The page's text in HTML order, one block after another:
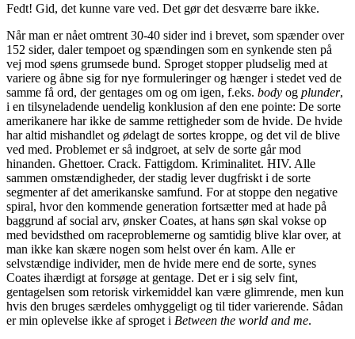
Fedt! Gid, det kunne vare ved. Det gør det desværre bare ikke.
Når man er nået omtrent 30-40 sider ind i brevet, som spænder over
152 sider, daler tempoet og spændingen som en synkende sten på
vej mod søens grumsede bund. Sproget stopper pludselig med at
variere og åbne sig for nye formuleringer og hænger i stedet ved de
samme få ord, der gentages om og om igen, f.eks. body og plunder,
i en tilsyneladende uendelig konklusion af den ene pointe: De sorte
amerikanere har ikke de samme rettigheder som de hvide. De hvide
har altid mishandlet og ødelagt de sortes kroppe, og det vil de blive
ved med. Problemet er så indgroet, at selv de sorte går mod
hinanden. Ghettoer. Crack. Fattigdom. Kriminalitet. HIV. Alle
sammen omstændigheder, der stadig lever dugfriskt i de sorte
segmenter af det amerikanske samfund. For at stoppe den negative
spiral, hvor den kommende generation fortsætter med at hade på
baggrund af social arv, ønsker Coates, at hans søn skal vokse op
med bevidsthed om raceproblemerne og samtidig blive klar over, at
man ikke kan skære nogen som helst over én kam. Alle er
selvstændige individer, men de hvide mere end de sorte, synes
Coates ihærdigt at forsøge at gentage. Det er i sig selv fint,
gentagelsen som retorisk virkemiddel kan være glimrende, men kun
hvis den bruges særdeles omhyggeligt og til tider varierende. Sådan
er min oplevelse ikke af sproget i Between the world and me.